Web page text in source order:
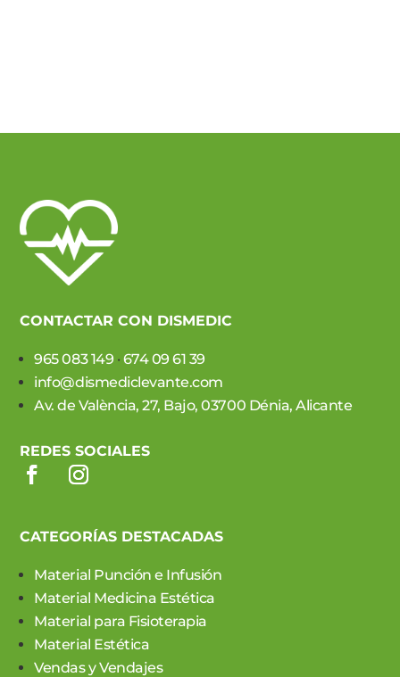
6.50 €
CONTACTAR CON DISMEDIC
965 083 149 · 674 09 61 39
info@dismediclevante.com
Av. de València, 27, Bajo, 03700 Dénia, Alicante
REDES SOCIALES
CATEGORÍAS DESTACADAS
Material Punción e Infusión
Material Medicina Estética
Material para Fisioterapia
Material Estética
Vendas y Vendajes